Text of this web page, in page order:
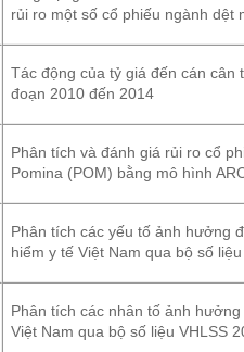
rủi ro một số cổ phiếu ngành dệt
Tác động của tỷ giá đến cán cân
đoạn 2010 đến 2014
Phân tích và đánh giá rủi ro cổ
Pomina (POM) bằng mô hình
Phân tích các yếu tố ảnh hưởng
hiểm y tế Việt Nam qua bộ số
Phân tích các nhân tố ảnh
Việt Nam qua bộ số liệu VHLSS